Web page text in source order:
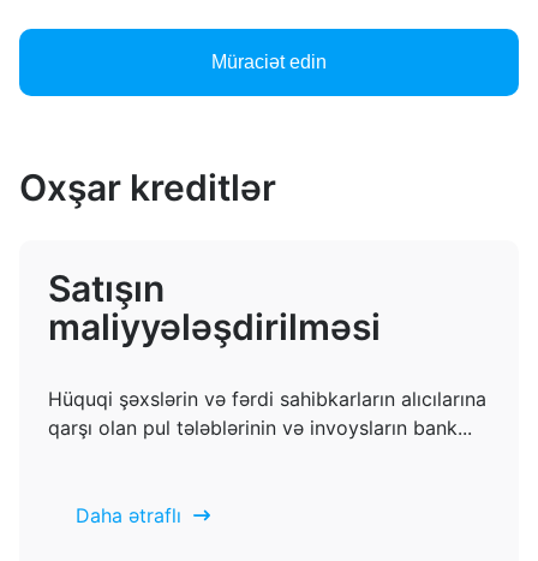
Müraciət edin
Oxşar kreditlər
Satışın
maliyyələşdirilməsi
Hüquqi şəxslərin və fərdi sahibkarların alıcılarına
qarşı olan pul tələblərinin və invoysların bank...
Daha ətraflı